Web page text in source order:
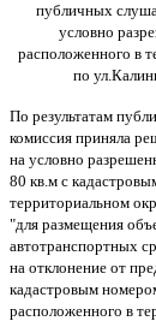
публичных
условно
расположенного в
по
По результатам
комиссия приняла
на условно
80 кв.м с
территориальном
"для размещения
автотранспортных
на отклонение от
кадастровым
расположенного в